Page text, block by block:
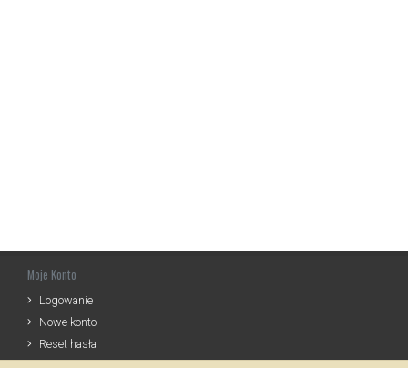
Moje Konto
Logowanie
Nowe konto
Reset hasła